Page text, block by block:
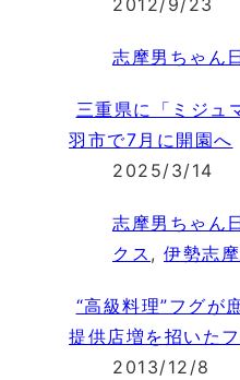
2012/9/23
志摩男ちゃん
三重県に「ミジュ
羽市で7月に開園へ
2025/3/14
志摩男ちゃん
クス , 伊勢志
“高級料理”フグが
提供店増を招いた
2013/12/8